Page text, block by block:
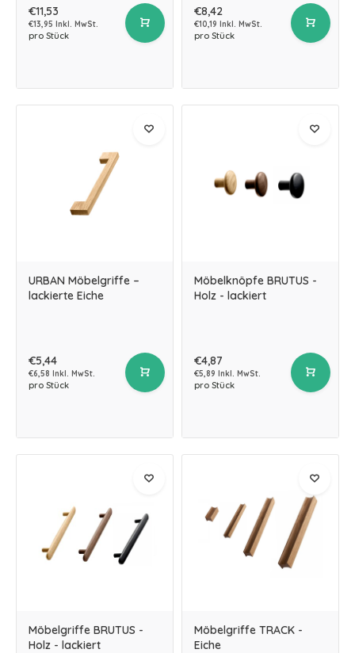
€11,53
€13,95 Inkl. MwSt.
pro Stück
€8,42
€10,19 Inkl. MwSt.
pro Stück
URBAN Möbelgriffe –
lackierte Eiche
€5,44
€6,58 Inkl. MwSt.
pro Stück
Möbelknöpfe BRUTUS -
Holz - lackiert
€4,87
€5,89 Inkl. MwSt.
pro Stück
Möbelgriffe BRUTUS -
Holz - lackiert
Möbelgriffe TRACK -
Eiche